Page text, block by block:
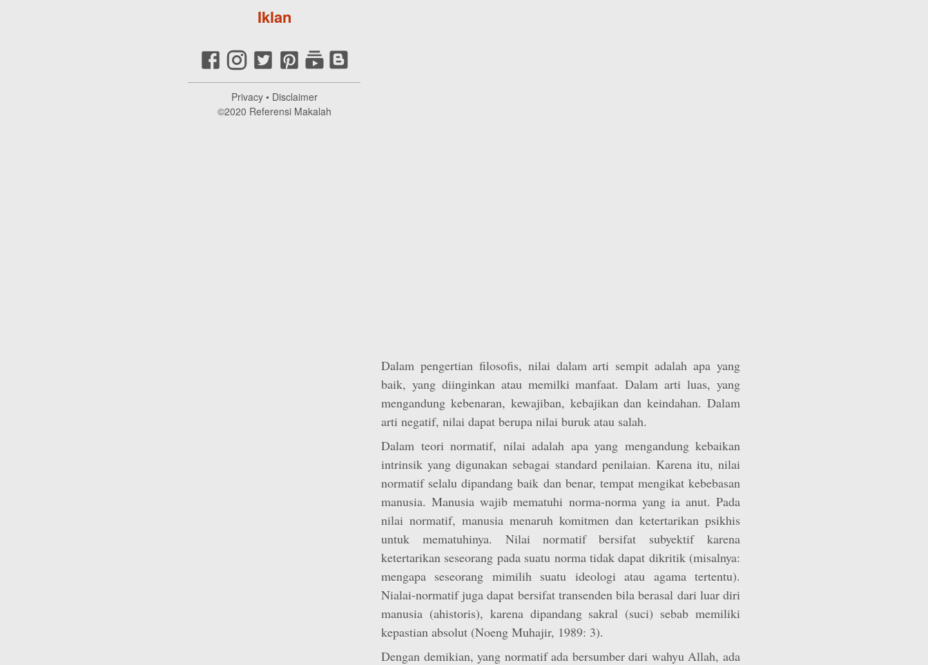
Iklan
Privacy• Disclaimer
©2020 Referensi Makalah
Dalam pengertian filosofis, nilai dalam arti sempit adalah apa yang
baik, yang diinginkan atau memilki manfaat. Dalam arti luas, yang
mengandung kebenaran, kewajiban, kebajikan dan keindahan. Dalam
arti negatif, nilai dapat berupa nilai buruk atau salah.
Dalam teori normatif, nilai adalah apa yang mengandung kebaikan
intrinsik yang digunakan sebagai standard penilaian. Karena itu, nilai
normatif selalu dipandang baik dan benar, tempat mengikat kebebasan
manusia. Manusia wajib mematuhi norma-norma yang ia anut. Pada
nilai normatif, manusia menaruh komitmen dan ketertarikan psikhis
untuk mematuhinya. Nilai normatif bersifat subyektif karena
ketertarikan seseorang pada suatu norma tidak dapat dikritik (misalnya:
mengapa seseorang mimilih suatu ideologi atau agama tertentu).
Nialai-normatif juga dapat bersifat transenden bila berasal dari luar diri
manusia (ahistoris), karena dipandang sakral (suci) sebab memiliki
kepastian absolut (Noeng Muhajir, 1989: 3).
Dengan demikian, yang normatif ada bersumber dari wahyu Allah, ada